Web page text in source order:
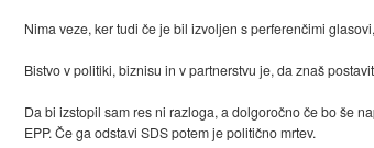
Nima veze, ker tudi če je bil izvoljen s perferenčimi
Bistvo v politiki, biznisu in v partnerstvu je, da znaš
Da bi izstopil sam res ni razloga, a dolgoročno če bo še
EPP. Če ga odstavi SDS potem je politično mrtev.